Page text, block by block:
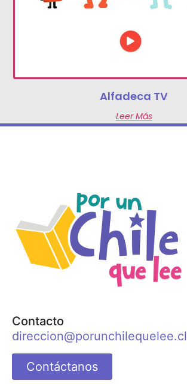
Alfadeca TV
Leer Más
Contacto
direccion@porunchilequelee.cl
Contáctanos